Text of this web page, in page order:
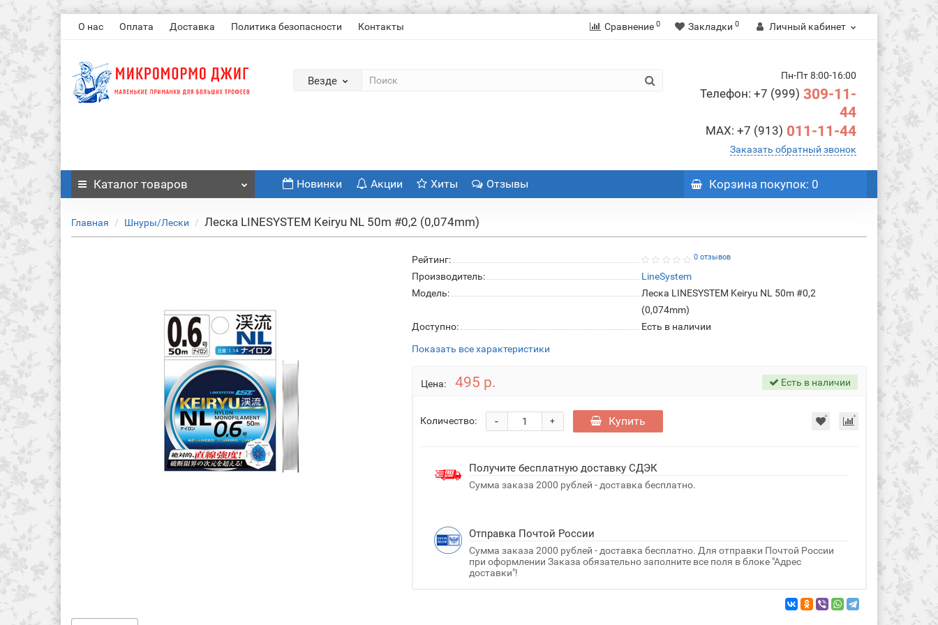
О нас Оплата Доставка Политика безопасности Контакты Сравнение 0 Закладки 0 Личный кабинет
Везде Пн-Пт 8:00-16:00
Телефон: +7 (999) 309-11-
44
MAX: +7 (913) 011-11-44
Заказать обратный звонок
Каталог товаров Новинки Акции Хиты Отзывы Корзинапокупок: 0
Главная Шнуры/Лески Леска LINESYSTEM Keiryu NL 50m #0,2 (0,074mm)
Рейтинг: 0 отзывов
Производитель:
LineSystem
Модель:
Леска LINESYSTEM Keiryu NL 50m #0,2
(0,074mm)
Доступно:
Есть в наличии
Показать все характеристики
Цена: 495 р. Есть в наличии
Количество: +
- Купить
Получите бесплатную доставку СДЭК
Сумма заказа 2000 рублей - доставка бесплатно.
Отправка Почтой России
Сумма заказа 2000 рублей - доставка бесплатно. Для отправки Почтой России
при оформлении Заказа обязательно заполните все поля в блоке "Адрес
доставки"!